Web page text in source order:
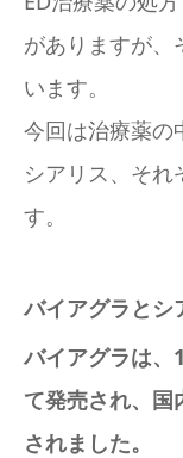
がありますが、
います。
今回は治療薬の
シアリス、それ
す。
バイアグラとシ
バイアグラは、
て発売され、国
されました。